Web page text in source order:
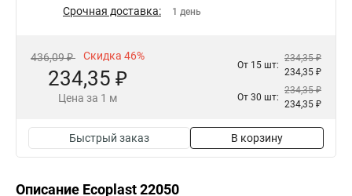
Срочная доставка: 1 день
436,09 ₽ Скидка 46%
234,35 ₽
Цена за 1 м
От 15 шт:
234,35 ₽
234,35 ₽
От 30 шт:
234,35 ₽
234,35 ₽
Быстрый заказ В корзину
Описание Ecoplast 22050